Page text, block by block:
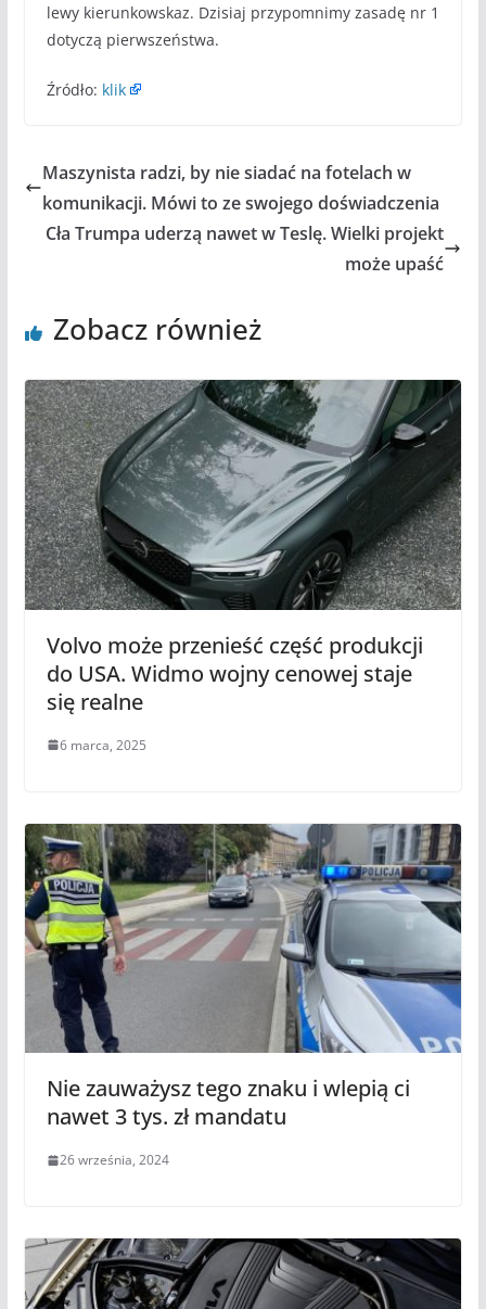
lewy kierunkowskaz. Dzisiaj przypomnimy zasadę nr 1
dotyczą pierwszeństwa.
Źródło: klik
Maszynista radzi, by nie siadać na fotelach w
komunikacji. Mówi to ze swojego doświadczenia
Cła Trumpa uderzą nawet w Teslę. Wielki projekt
może upaść
Zobacz również
Volvo może przenieść część produkcji
do USA. Widmo wojny cenowej staje
się realne
6 marca, 2025
Nie zauważysz tego znaku i wlepią ci
nawet 3 tys. zł mandatu
26 września, 2024